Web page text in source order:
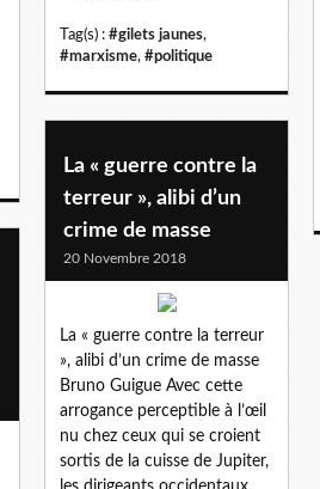
Tag(s) : #gilets jaunes,
#marxisme, #politique
La « guerre contre la
terreur », alibi d’un
crime de masse
20 Novembre 2018
La « guerre contre la terreur
», alibi d’un crime de masse
Bruno Guigue Avec cette
arrogance perceptible à l’œil
nu chez ceux qui se croient
sortis de la cuisse de Jupiter,